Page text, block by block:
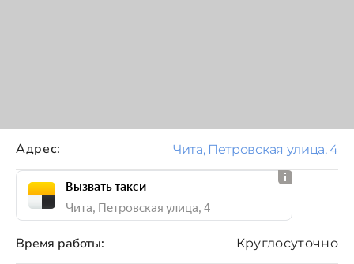
Время работы: Круглосуточно
Адрес: Чита, Петровская улица, 4
Вызвать такси
Чита, Петровская улица, 4